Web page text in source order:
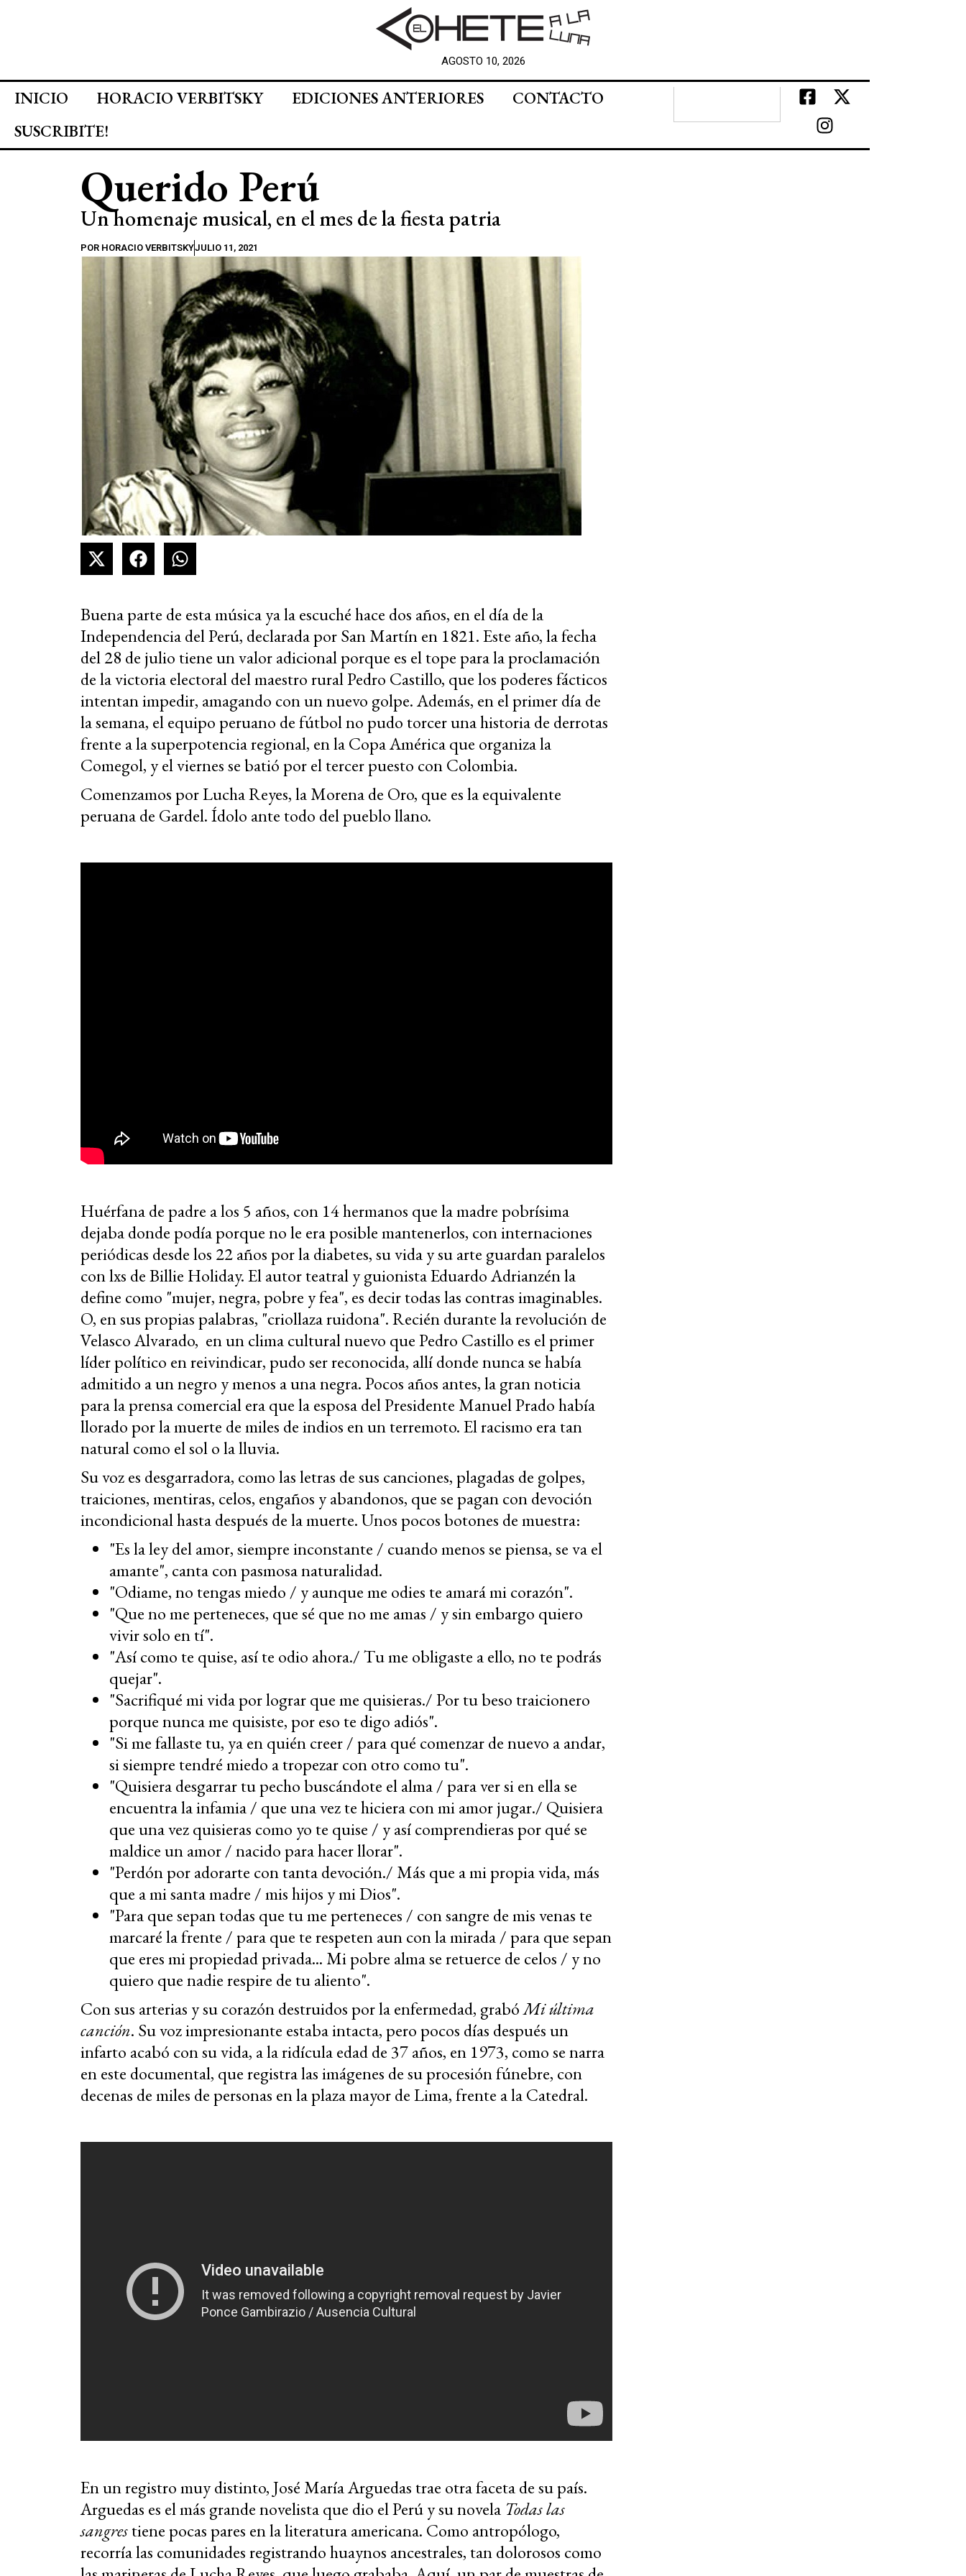
AGOSTO 10, 2026
INICIO HORACIO VERBITSKY EDICIONES ANTERIORES
CONTACTO
SUSCRIBITE!
Querido Perú
Un homenaje musical, en el mes de la fiesta patria
POR HORACIO VERBITSKYJULIO 11, 2021
Buena parte de esta música ya la escuché hace dos años, en el día de la
Independencia del Perú, declarada por San Martín en 1821. Este año, la fecha
del 28 de julio tiene un valor adicional porque es el tope para la proclamación
de la victoria electoral del maestro rural Pedro Castillo, que los poderes fácticos
intentan impedir, amagando con un nuevo golpe. Además, en el primer día de
la semana, el equipo peruano de fútbol no pudo torcer una historia de derrotas
frente a la superpotencia regional, en la Copa América que organiza la
Comegol, y el viernes se batió por el tercer puesto con Colombia.
Comenzamos por Lucha Reyes, la Morena de Oro, que es la equivalente
peruana de Gardel. Ídolo ante todo del pueblo llano.
Huérfana de padre a los 5 años, con 14 hermanos que la madre pobrísima
dejaba donde podía porque no le era posible mantenerlos, con internaciones
periódicas desde los 22 años por la diabetes, su vida y su arte guardan paralelos
con lxs de Billie Holiday. El autor teatral y guionista Eduardo Adrianzén la
define como "mujer, negra, pobre y fea", es decir todas las contras imaginables.
O, en sus propias palabras, "criollaza ruidona". Recién durante la revolución de
Velasco Alvarado, en un clima cultural nuevo que Pedro Castillo es el primer
líder político en reivindicar, pudo ser reconocida, allí donde nunca se había
admitido a un negro y menos a una negra. Pocos años antes, la gran noticia
para la prensa comercial era que la esposa del Presidente Manuel Prado había
llorado por la muerte de miles de indios en un terremoto. El racismo era tan
natural como el sol o la lluvia.
Su voz es desgarradora, como las letras de sus canciones, plagadas de golpes,
traiciones, mentiras, celos, engaños y abandonos, que se pagan con devoción
incondicional hasta después de la muerte. Unos pocos botones de muestra:
"Es la ley del amor, siempre inconstante / cuando menos se piensa, se va el
amante", canta con pasmosa naturalidad.
"Odiame, no tengas miedo / y aunque me odies te amará mi corazón".
"Que no me perteneces, que sé que no me amas / y sin embargo quiero
vivir solo en tí".
"Así como te quise, así te odio ahora./ Tu me obligaste a ello, no te podrás
quejar".
"Sacrifiqué mi vida por lograr que me quisieras./ Por tu beso traicionero
porque nunca me quisiste, por eso te digo adiós".
"Si me fallaste tu, ya en quién creer / para qué comenzar de nuevo a andar,
si siempre tendré miedo a tropezar con otro como tu".
"Quisiera desgarrar tu pecho buscándote el alma / para ver si en ella se
encuentra la infamia / que una vez te hiciera con mi amor jugar./ Quisiera
que una vez quisieras como yo te quise / y así comprendieras por qué se
maldice un amor / nacido para hacer llorar".
"Perdón por adorarte con tanta devoción./ Más que a mi propia vida, más
que a mi santa madre / mis hijos y mi Dios".
"Para que sepan todas que tu me perteneces / con sangre de mis venas te
marcaré la frente / para que te respeten aun con la mirada / para que sepan
que eres mi propiedad privada... Mi pobre alma se retuerce de celos / y no
quiero que nadie respire de tu aliento".
Con sus arterias y su corazón destruidos por la enfermedad, grabóMi última
canción. Su voz impresionante estaba intacta, pero pocos días después un
infarto acabó con su vida, a la ridícula edad de 37 años, en 1973, como se narra
en este documental, que registra las imágenes de su procesión fúnebre, con
decenas de miles de personas en la plaza mayor de Lima, frente a la Catedral.
En un registro muy distinto, José María Arguedas trae otra faceta de su país.
Arguedas es el más grande novelista que dio el Perú y su novela Todas las
sangrestiene pocas pares en la literatura americana. Como antropólogo,
recorría las comunidades registrando huaynos ancestrales, tan dolorosos como